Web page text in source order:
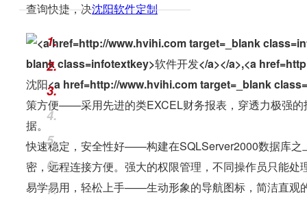
查询快捷，决沈阳软件定制
策方便——采用先进的类EXCEL财务报表，穿透力极强
据。
快速稳定，安全性好——构建在SQLServer2000数据库之
密，远程连接方便。强大的权限管理，不同操作员只能
易学易用，轻松上手——生动形象的导航图标，简洁直观
1.
2.
3.
4.
5.
6.
7.